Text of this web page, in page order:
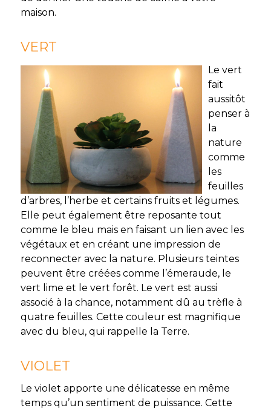
maison.
VERT
Le vert
fait
aussitôt
penser à
la
nature
comme
les
feuilles
d’arbres, l’herbe et certains fruits et légumes.
Elle peut également être reposante tout
comme le bleu mais en faisant un lien avec les
végétaux et en créant une impression de
reconnecter avec la nature. Plusieurs teintes
peuvent être créées comme l’émeraude, le
vert lime et le vert forêt. Le vert est aussi
associé à la chance, notamment dû au trèfle à
quatre feuilles. Cette couleur est magnifique
avec du bleu, qui rappelle la Terre.
VIOLET
Le violet apporte une délicatesse en même
temps qu’un sentiment de puissance. Cette